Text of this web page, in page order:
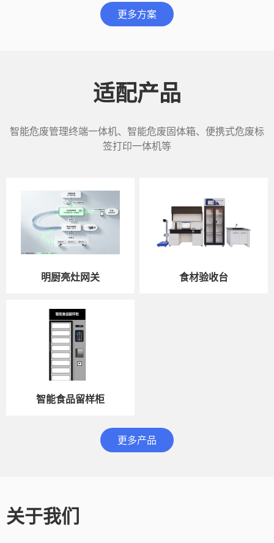
更多方案
适配产品
智能危废管理终端一体机、智能危废固体箱、便携式危废标
签打印一体机等
明厨亮灶网关 食材验收台
智能食品留样柜
更多产品
关于我们